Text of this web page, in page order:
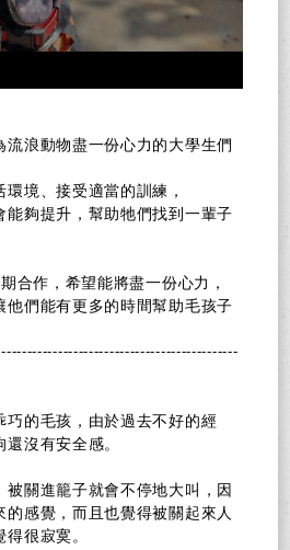
流浪動物盡一份心力的大學生們
境、接受適當的訓練，
能夠提升，幫助牠們找到一輩子
合作，希望能將盡一份心力，
他們能有更多的時間幫助毛孩子
巧的毛孩，由於過去不好的經
沒有安全感。
被關進籠子就會不停地大叫，因
的感覺，而且也覺得被關起來人
很寂寞。